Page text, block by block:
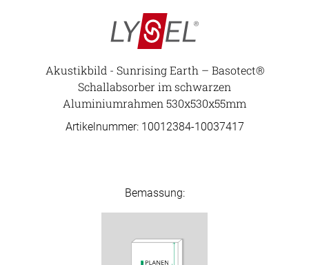
Akustikbild - Sunrising Earth – Basotect®
Schallabsorber im schwarzen
Aluminiumrahmen 530x530x55mm
Artikelnummer: 10012384-10037417
Bemassung: